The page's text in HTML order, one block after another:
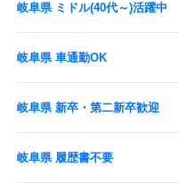
岐阜県 ミドル(40代～)活躍中
岐阜県 車通勤OK
岐阜県 新卒・第二新卒歓迎
岐阜県 履歴書不要